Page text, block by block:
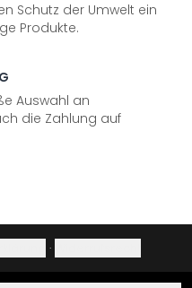
Schutz der Umwelt ein
Produkte.
Auswahl an
die Zahlung auf
·